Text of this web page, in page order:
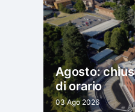
Agosto:
di orario
03 Ago 2026